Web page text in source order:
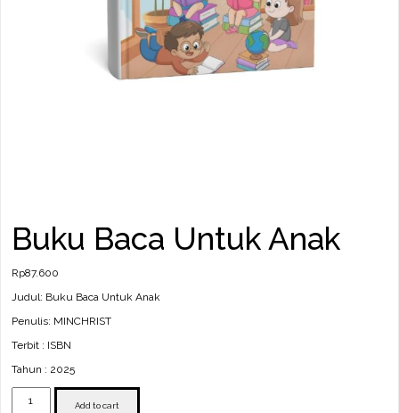
Buku Baca Untuk Anak
Rp87.600
Judul: Buku Baca Untuk Anak
Penulis: MINCHRIST
Terbit : ISBN
Tahun : 2025
Buku
Baca
Add to cart